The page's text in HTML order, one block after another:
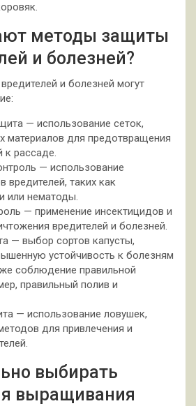
методы защиты
и болезней?
и болезней могут
— использование сеток,
материалов для предотвращения
к рассаде.
— использование
вредителей, таких как
или нематоды.
— применение инсектицидов и
вредителей и болезней.
— выбор сортов капусты,
устойчивость к болезням
соблюдение правильной
правильный полив и
— использование ловушек,
для привлечения и
выбирать
выращивания